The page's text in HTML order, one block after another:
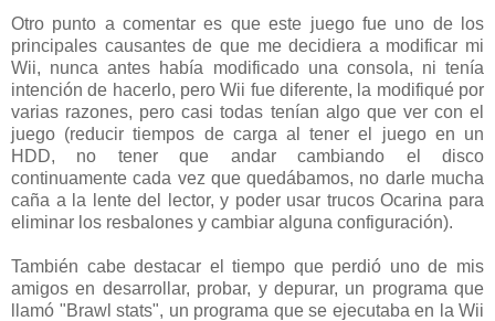
Otro punto a comentar es que este juego fue uno de los
principales causantes de que me decidiera a modificar mi
Wii, nunca antes había modificado una consola, ni tenía
intención de hacerlo, pero Wii fue diferente, la modifiqué por
varias razones, pero casi todas tenían algo que ver con el
juego (reducir tiempos de carga al tener el juego en un
HDD, no tener que andar cambiando el disco
continuamente cada vez que quedábamos, no darle mucha
caña a la lente del lector, y poder usar trucos Ocarina para
eliminar los resbalones y cambiar alguna configuración).
También cabe destacar el tiempo que perdió uno de mis
amigos en desarrollar, probar, y depurar, un programa que
llamó "Brawl stats", un programa que se ejecutaba en la Wii